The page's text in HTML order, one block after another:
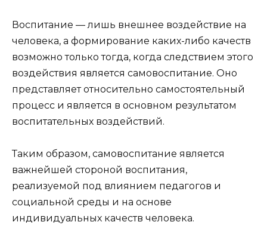
Воспитание — лишь внешнее воздействие на
человека, а формирование каких-либо качеств
возможно только тог­да, когда следствием этого
воздействия является самовос­питание. Оно
представляет относительно самостоятельный
процесс и является в основном результатом
воспитатель­ных воздействий.
Таким образом, самовоспитание является
важнейшей стороной воспитания,
реализуемой под влиянием педаго­гов и
социальной среды и на основе
индивидуальных ка­честв человека.